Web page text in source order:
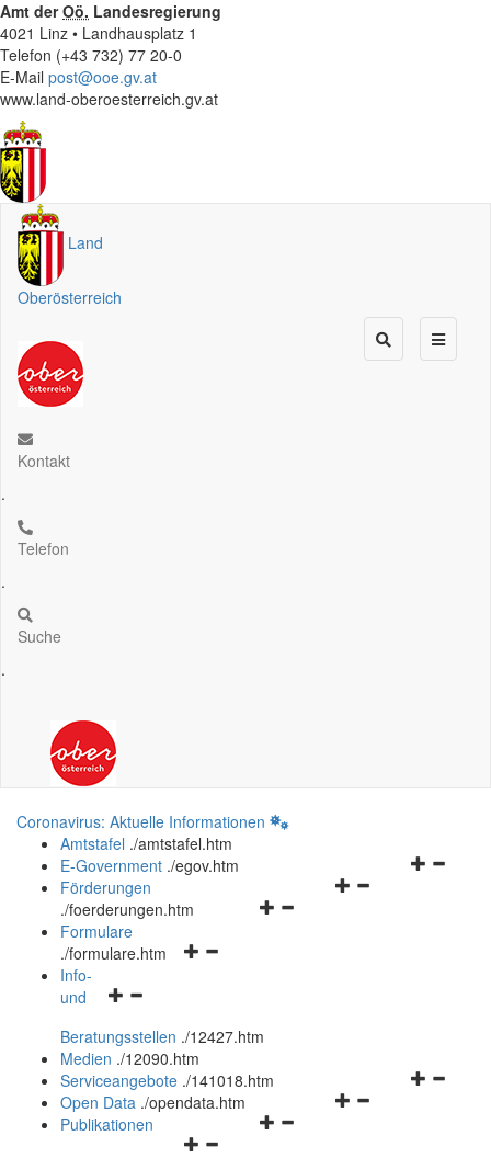
Amt derOö. Landesregierung
4021 Linz • Landhausplatz 1
Telefon (+43 732) 77 20-0
E-Mail post@ooe.gv.at
www.land-oberoesterreich.gv.at
Land
Oberösterreich
Kontakt
.
Telefon
.
Suche
.
Coronavirus: Aktuelle Informationen
Amtstafel ./amtstafel.htm
Navigationsmenü
E-Government ./egov.htm
Navigationsmenü
Förderungen
./foerderungen.htm
Navigationsmenü
Formulare
./formulare.htm
Navigationsmenü
und
schließen
Info-
und
Beratungsstellen ./12427.htm
Medien ./12090.htm
Navigationsmenü
Serviceangebote ./141018.htm
Navigationsmenü
Open Data ./opendata.htm
Navigationsmenü
Publikationen